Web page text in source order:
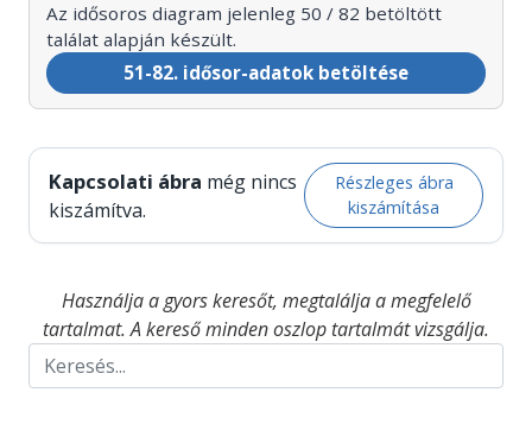
Az idősoros diagram jelenleg 50 / 82 betöltött
találat alapján készült.
51-82. idősor-adatok betöltése
Kapcsolati ábra még nincs
kiszámítva.
Részleges ábra
kiszámítása
Használja a gyors keresőt, megtalálja a megfelelő
tartalmat. A kereső minden oszlop tartalmát vizsgálja.